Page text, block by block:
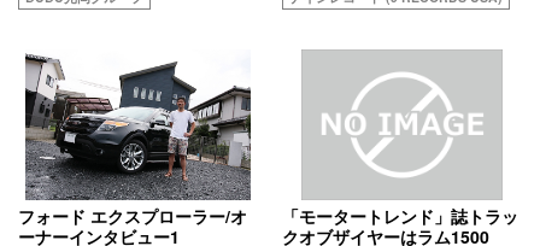
フォード エクスプローラー/オ
ーナーインタビュー1
「モータートレンド」誌トラッ
クオブザイヤーはラム1500